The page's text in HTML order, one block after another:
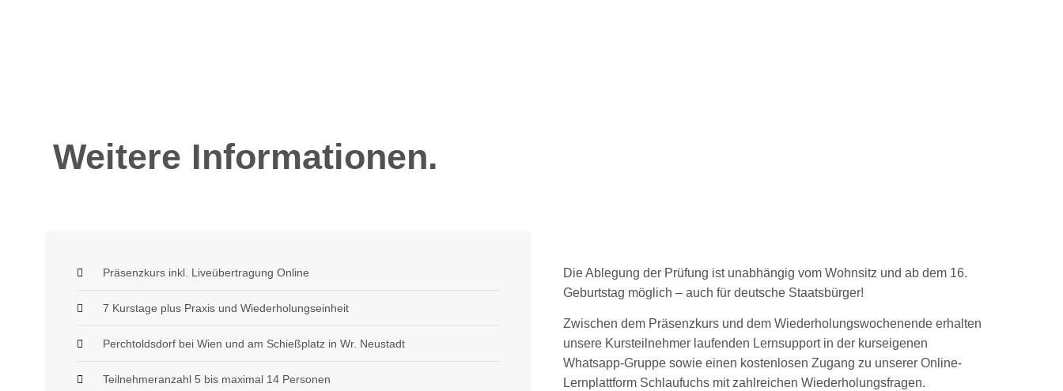
Weitere Informationen.
Präsenzkurs inkl. Liveübertragung Online
7 Kurstage plus Praxis und Wiederholungseinheit
Perchtoldsdorf bei Wien und am Schießplatz in Wr. Neustadt
Teilnehmeranzahl 5 bis maximal 14 Personen
Die Ablegung der Prüfung ist unabhängig vom Wohnsitz und ab dem 16.
Geburtstag möglich – auch für deutsche Staatsbürger!
Zwischen dem Präsenzkurs und dem Wiederholungswochenende erhalten
unsere Kursteilnehmer laufenden Lernsupport in der kurseigenen
Whatsapp-Gruppe sowie einen kostenlosen Zugang zu unserer Online-
Lernplattform Schlaufuchs mit zahlreichen Wiederholungsfragen.